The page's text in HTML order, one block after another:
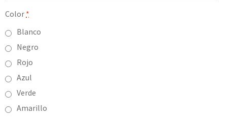
Color *
Blanco
Negro
Rojo
Azul
Verde
Amarillo